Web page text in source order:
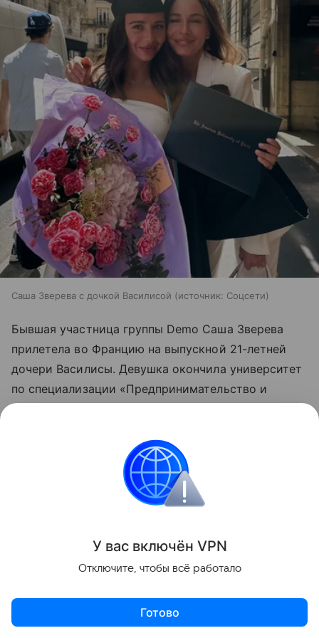
Саша Зверева с дочкой Василисой источник: Соцсети
Бывшая участница группы Demo Саша Зверева
прилетела во Францию на выпускной 21-летней
дочери Василисы. Девушка окончила университет
по специализации «Предпринимательство и
управление с экологичным подходом». Теперь
и родственников — на родине она не была уже
шесть лет. А после этого вернется в США, где
будет проходить практику.
Поделиться
У вас включён VPN
Отключите, чтобы всё работало
Готово